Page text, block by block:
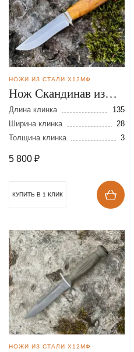
НОЖИ ИЗ СТАЛИ Х12МФ
Нож Скандинав из
стали Х12МФ
Длина клинка
135
Ширина клинка
28
Толщина клинка
3
5 800 ₽
КУПИТЬ В 1 КЛИК
НОЖИ ИЗ СТАЛИ Х12МФ